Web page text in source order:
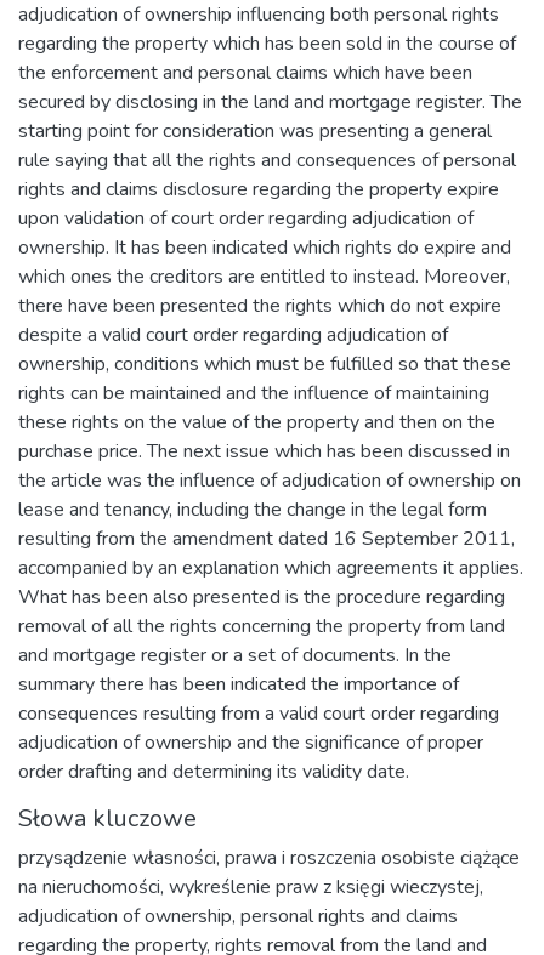
adjudication of ownership influencing both personal rights
regarding the property which has been sold in the course of
the enforcement and personal claims which have been
secured by disclosing in the land and mortgage register. The
starting point for consideration was presenting a general
rule saying that all the rights and consequences of personal
rights and claims disclosure regarding the property expire
upon validation of court order regarding adjudication of
ownership. It has been indicated which rights do expire and
which ones the creditors are entitled to instead. Moreover,
there have been presented the rights which do not expire
despite a valid court order regarding adjudication of
ownership, conditions which must be fulfilled so that these
rights can be maintained and the influence of maintaining
these rights on the value of the property and then on the
purchase price. The next issue which has been discussed in
the article was the influence of adjudication of ownership on
lease and tenancy, including the change in the legal form
resulting from the amendment dated 16 September 2011,
accompanied by an explanation which agreements it applies.
What has been also presented is the procedure regarding
removal of all the rights concerning the property from land
and mortgage register or a set of documents. In the
summary there has been indicated the importance of
consequences resulting from a valid court order regarding
adjudication of ownership and the significance of proper
order drafting and determining its validity date.
Słowa kluczowe
przysądzenie własności, prawa i roszczenia osobiste ciążące
na nieruchomości, wykreślenie praw z księgi wieczystej,
adjudication of ownership, personal rights and claims
regarding the property, rights removal from the land and